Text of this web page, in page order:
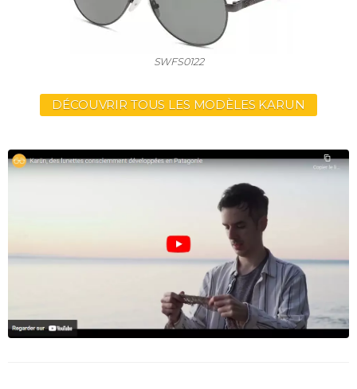
SWFS0122
DÉCOUVRIR TOUS LES MODÈLES KARUN